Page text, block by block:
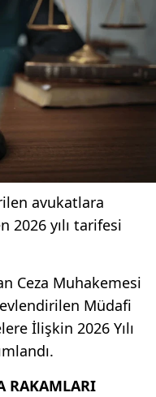
avukatlara
2026 yılı tarifesi
Ceza Muhakemesi
Müdafi
İlişkin 2026 Yılı
RAKAMLARI